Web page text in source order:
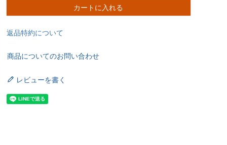
カートに入れる
返品特約について
商品についてのお問い合わせ
レビューを書く